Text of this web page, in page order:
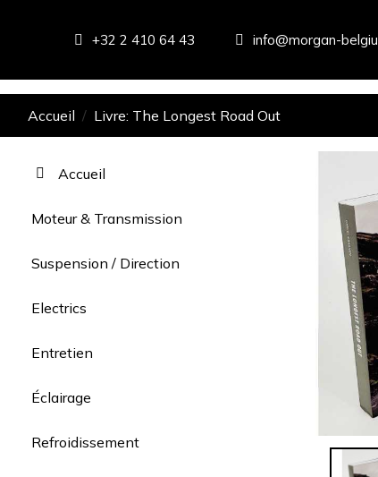
+32 2 410 64 43 info@morgan-
Accueil Livre: The Longest Road Out
Accueil
Moteur & Transmission
Suspension / Direction
Electrics
Entretien
Éclairage
Refroidissement